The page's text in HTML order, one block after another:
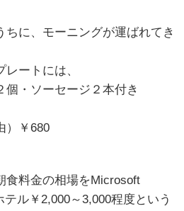
ちに、モーニングが運ばれてき
ートには、
個・ソーセージ２本付き
）￥680
食料金の相場をMicrosoft
ル￥2,000～3,000程度という